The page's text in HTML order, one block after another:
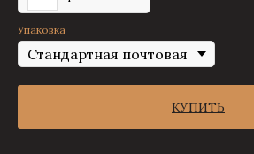
Упаковка
КУПИТЬ